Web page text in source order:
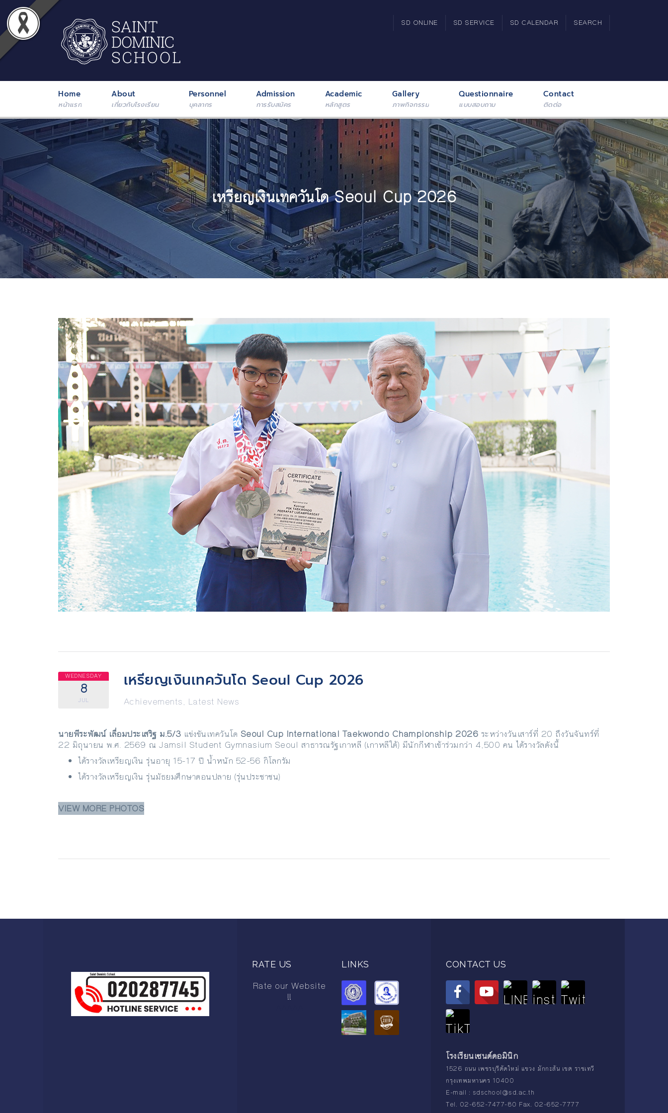
SD ONLINE SD SERVICE SD CALENDAR SEARCH
Home
หน้าแรก
About
เกี่ยวกับโรงเรียน
Personnel
บุคลากร
Admission
การรับสมัคร
Academic
หลักสูตร
Gallery
ภาพกิจกรรม
Questionnaire
แบบสอบถาม
Contact
ติดต่อ
เหรียญเงินเทควันโด Seoul Cup 2026
WEDNESDAY
8
JUL
เหรียญเงินเทควันโด Seoul Cup 2026
Achievements, Latest News
นายพีระพัฒน์ เลื่อมประเสริฐ ม.5/3 แข่งขันเทควันโด Seoul Cup International Taekwondo Championship 2026 ระหว่างวันเสาร์ที่ 20 ถึงวันจันทร์ที่
22 มิถุนายน พ.ศ. 2569 ณ Jamsil Student Gymnasium Seoul สาธารณรัฐเกาหลี (เกาหลีใต้) มีนักกีฬาเข้าร่วมกว่า 4,500 คน ได้รางวัลดังนี้
ได้รางวัลเหรียญเงิน รุ่นอายุ 15-17 ปี น้ำหนัก 52-56 กิโลกรัม
ได้รางวัลเหรียญเงิน รุ่นมัธยมศึกษาตอนปลาย (รุ่นประชาชน)
VIEW MORE PHOTOS
RATE US
Rate our Website
!!
LINKS CONTACT US
โรงเรียนเซนต์ดอมินิก
1526 ถนน เพชรบุรีตัดใหม่ แขวง มักกะสัน เขต ราชเทวี
กรุงเทพมหานคร 10400
E-mail : sdschool@sd.ac.th
Tel. 02-652-7477-80 Fax. 02-652-7777